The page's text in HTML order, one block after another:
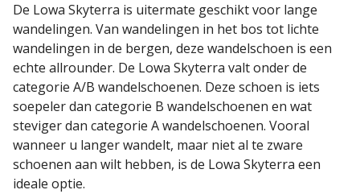
De Lowa Skyterra is uitermate geschikt voor lange
wandelingen. Van wandelingen in het bos tot lichte
wandelingen in de bergen, deze wandelschoen is een
echte allrounder. De Lowa Skyterra valt onder de
categorie A/B wandelschoenen. Deze schoen is iets
soepeler dan categorie B wandelschoenen en wat
steviger dan categorie A wandelschoenen. Vooral
wanneer u langer wandelt, maar niet al te zware
schoenen aan wilt hebben, is de Lowa Skyterra een
ideale optie.